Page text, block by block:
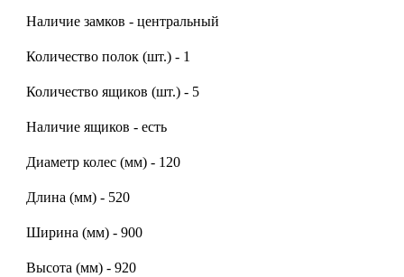
Наличие замков - центральный
Количество полок (шт.) - 1
Количество ящиков (шт.) - 5
Наличие ящиков - есть
Диаметр колес (мм) - 120
Длина (мм) - 520
Ширина (мм) - 900
Высота (мм) - 920